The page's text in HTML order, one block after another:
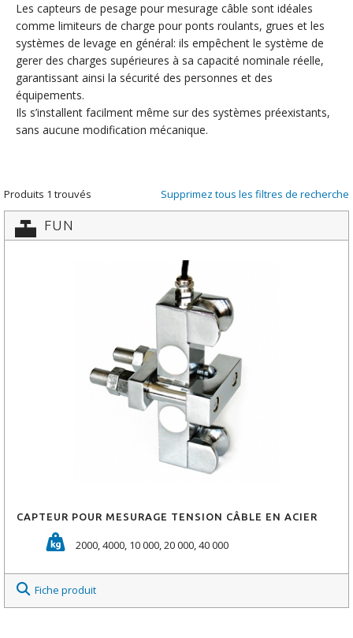
Les capteurs de pesage pour mesurage câble sont idéales
comme limiteurs de charge pour ponts roulants, grues et les
systèmes de levage en général: ils empêchent le système de
gerer des charges supérieures à sa capacité nominale réelle,
garantissant ainsi la sécurité des personnes et des
équipements.
Ils s’installent facilment même sur des systèmes préexistants,
sans aucune modification mécanique.
Produits 1 trouvés Supprimez tous les filtres de recherche
FUN
CAPTEUR POUR MESURAGE TENSION CÂBLE EN ACIER
2000, 4000, 10 000, 20 000, 40 000
Fiche produit